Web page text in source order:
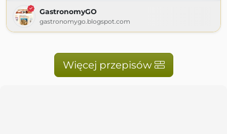
GastronomyGO
gastronomygo.blogspot.com
Więcej przepisów